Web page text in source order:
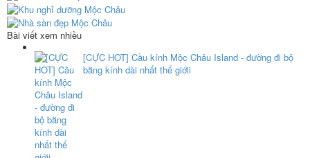
Bài viết xem nhiều
[CỰC HOT] Cầu kính Mộc Châu Island - đường đi bộ
bằng kính dài nhất thế giớii